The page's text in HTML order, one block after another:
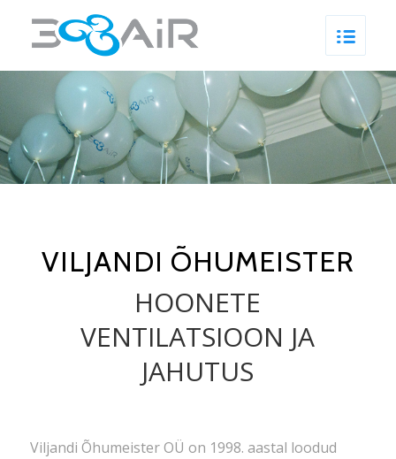
VILJANDI ÕHUMEISTER
HOONETE
VENTILATSIOON JA
JAHUTUS
Viljandi Õhumeister OÜ on 1998. aastal loodud